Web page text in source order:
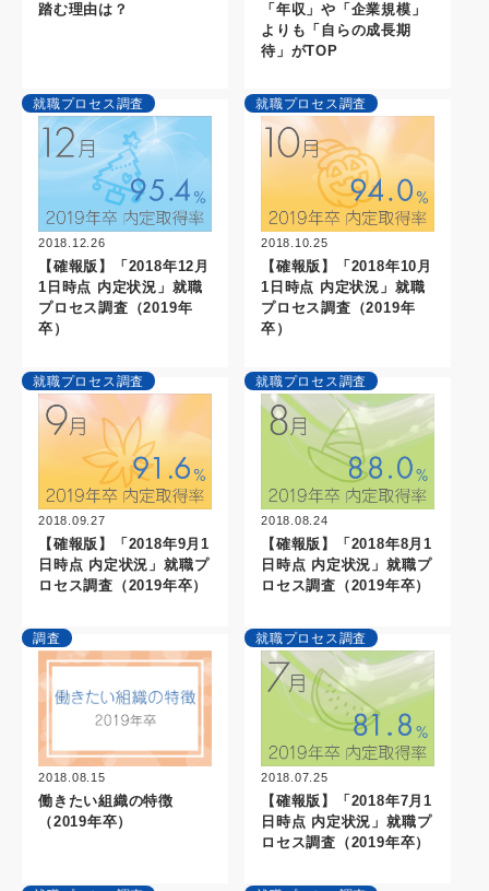
踏む理由は？
「年収」や「企業規模」
よりも「自らの成長期
待」がTOP
就職プロセス調査
2018.12.26
【確報版】「2018年12月
1日時点 内定状況」就職
プロセス調査（2019年
卒）
就職プロセス調査
2018.10.25
【確報版】「2018年10月
1日時点 内定状況」就職
プロセス調査（2019年
卒）
就職プロセス調査
2018.09.27
【確報版】「2018年9月1
日時点 内定状況」就職プ
ロセス調査（2019年卒）
就職プロセス調査
2018.08.24
【確報版】「2018年8月1
日時点 内定状況」就職プ
ロセス調査（2019年卒）
調査
2018.08.15
働きたい組織の特徴
（2019年卒）
就職プロセス調査
2018.07.25
【確報版】「2018年7月1
日時点 内定状況」就職プ
ロセス調査（2019年卒）